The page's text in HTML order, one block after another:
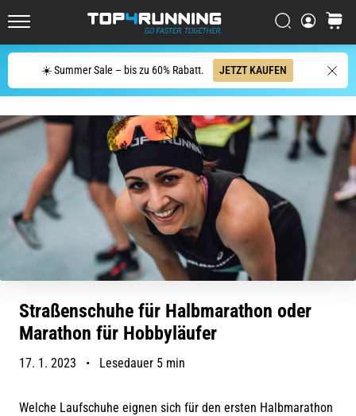
☀️ Summer Sale – bis zu 60% Rabatt. JETZT KAUFEN
Suchen
mindestens
einmal
–
egal
ob
Hobbysportler
Profi.
Was
sind
die…
5. 8. 2026
Lesedauer 6 min
Plantarfasziitis:
Symptome,
und
Straßenschuhe für Halbmarathon oder
Marathon für Hobbyläufer
17. 1. 2023 • Lesedauer 5 min
Welche Laufschuhe eignen sich für den ersten Halbmarathon